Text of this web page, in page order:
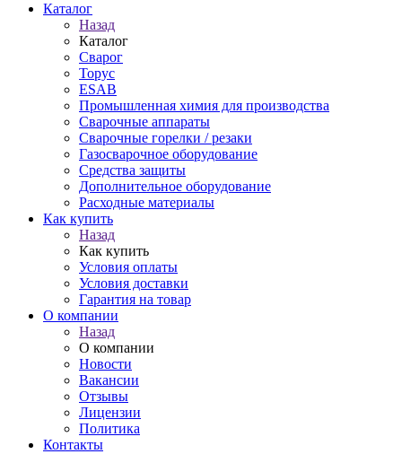
Каталог
Назад
Каталог
Сварог
Торус
ESAB
Промышленная химия для производства
Сварочные аппараты
Сварочные горелки / резаки
Газосварочное оборудование
Средства защиты
Дополнительное оборудование
Расходные материалы
Как купить
Назад
Как купить
Условия оплаты
Условия доставки
Гарантия на товар
О компании
Назад
О компании
Новости
Вакансии
Отзывы
Лицензии
Политика
Контакты